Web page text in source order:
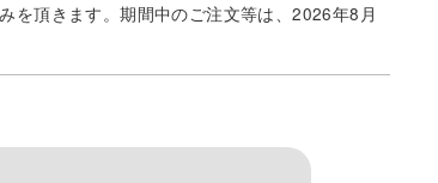
を頂きます。期間中のご注文等は、2026年8月